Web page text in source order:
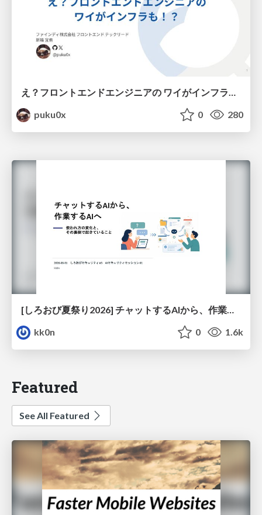
puku0x
0 280
[しろおび夏祭り2026] チャットするAIから、作業するAIへ - 使われ方の変化と、その裏側で起きていること
kk0n
0 1.6k
Featured
See All Featured